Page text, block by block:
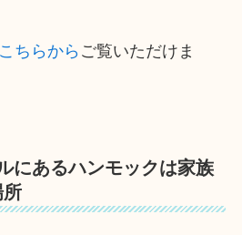
こちらから ご覧いただけま
にあるハンモックは家族
所